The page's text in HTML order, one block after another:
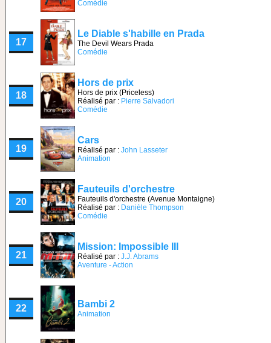
Comédie
17
Le Diable s'habille en Prada
The Devil Wears Prada
Comédie
18
Hors de prix
Hors de prix (Priceless)
Réalisé par : Pierre Salvadori
Comédie
19
Cars
Réalisé par : John Lasseter
Animation
20
Fauteuils d'orchestre
Fauteuils d'orchestre (Avenue Montaigne)
Réalisé par : Danièle Thompson
Comédie
21
Mission: Impossible III
Réalisé par : J.J. Abrams
Aventure - Action
22 Bambi 2
Animation